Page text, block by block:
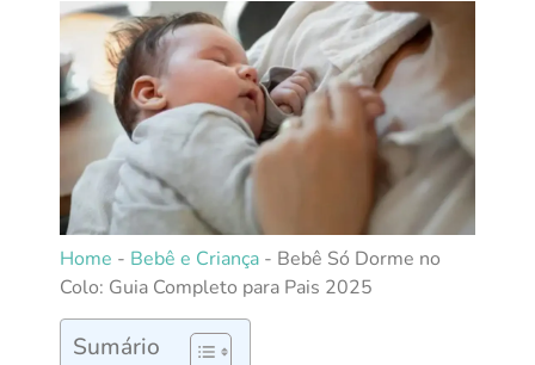
Home - Bebê e Criança - Bebê Só Dorme no
Colo: Guia Completo para Pais 2025
Sumário